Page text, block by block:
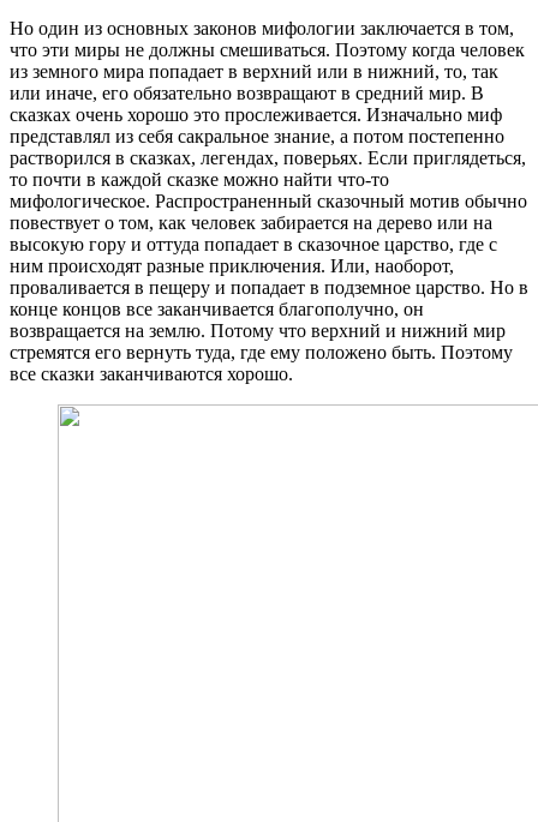
Но один из основных законов мифологии заключается в том,
что эти миры не должны смешиваться. Поэтому когда человек
из земного мира попадает в верхний или в нижний, то, так
или иначе, его обязательно возвращают в средний мир. В
сказках очень хорошо это прослеживается. Изначально миф
представлял из себя сакральное знание, а потом постепенно
растворился в сказках, легендах, поверьях. Если приглядеться,
то почти в каждой сказке можно найти что-то
мифологическое. Распространенный сказочный мотив обычно
повествует о том, как человек забирается на дерево или на
высокую гору и оттуда попадает в сказочное царство, где с
ним происходят разные приключения. Или, наоборот,
проваливается в пещеру и попадает в подземное царство. Но в
конце концов все заканчивается благополучно, он
возвращается на землю. Потому что верхний и нижний мир
стремятся его вернуть туда, где ему положено быть. Поэтому
все сказки заканчиваются хорошо.